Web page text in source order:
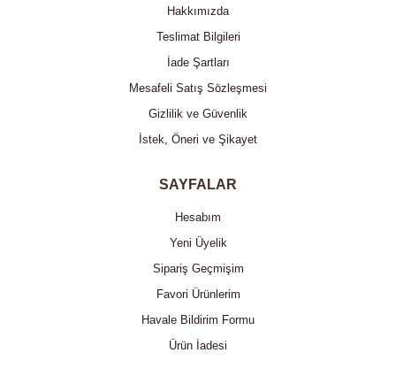
Hakkımızda
Teslimat Bilgileri
İade Şartları
Mesafeli Satış Sözleşmesi
Gizlilik ve Güvenlik
İstek, Öneri ve Şikayet
SAYFALAR
Hesabım
Yeni Üyelik
Sipariş Geçmişim
Favori Ürünlerim
Havale Bildirim Formu
Ürün İadesi